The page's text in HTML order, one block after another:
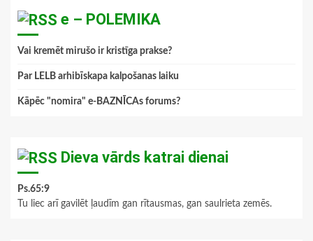
e – POLEMIKA
Vai kremēt mirušo ir kristīga prakse?
Par LELB arhibīskapa kalpošanas laiku
Kāpēc "nomira" e-BAZNĪCAs forums?
Dieva vārds katrai dienai
Ps.65:9
Tu liec arī gavilēt ļaudīm gan rītausmas, gan saulrieta zemēs.